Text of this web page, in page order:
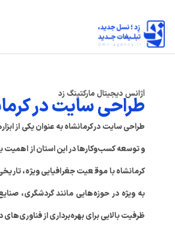
آژانس دیجیتال مارکتینگ زد
طراحی سایت در
طراحی سایت در کرمانشاه به عنوان یکی از
و توسعه کسب‌وکارها در این استان از اهمیت
کرمانشاه با موقعیت جغرافیایی ویژه،
به ویژه در حوزه‌هایی مانند گردشگری،
ظرفیت بالایی برای بهره‌برداری از